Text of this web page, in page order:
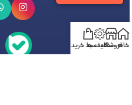
خانهفروشگاه
تخفیف هاسبد خرید